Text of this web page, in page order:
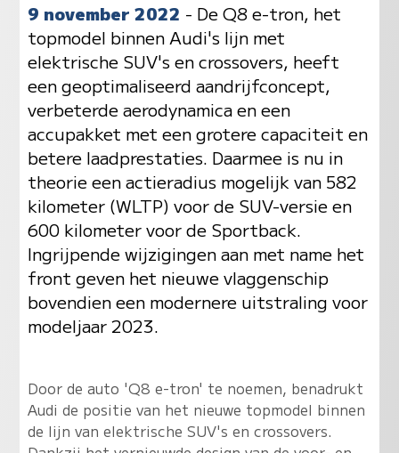
9 november 2022 - De Q8 e-tron, het
topmodel binnen Audi's lijn met
elektrische SUV's en crossovers, heeft
een geoptimaliseerd aandrijfconcept,
verbeterde aerodynamica en een
accupakket met een grotere capaciteit en
betere laadprestaties. Daarmee is nu in
theorie een actieradius mogelijk van 582
kilometer (WLTP) voor de SUV-versie en
600 kilometer voor de Sportback.
Ingrijpende wijzigingen aan met name het
front geven het nieuwe vlaggenschip
bovendien een modernere uitstraling voor
modeljaar 2023.
Door de auto 'Q8 e-tron' te noemen, benadrukt
Audi de positie van het nieuwe topmodel binnen
de lijn van elektrische SUV's en crossovers.